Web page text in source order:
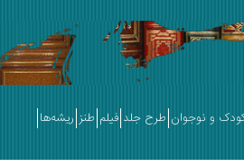
و نوجوان طرح جلد فیلم طنز ریشه‌ها